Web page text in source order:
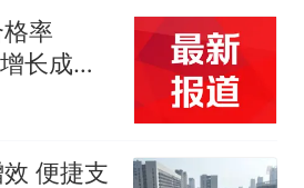
，原地守1天等它长大：挖
多朵
瓜子饺子，美国怕什么？
国渔民钓获鲨鱼徒手将其拽
：参考消息）
第一被第二名传话劝弃考
格率
长成隐
便捷支